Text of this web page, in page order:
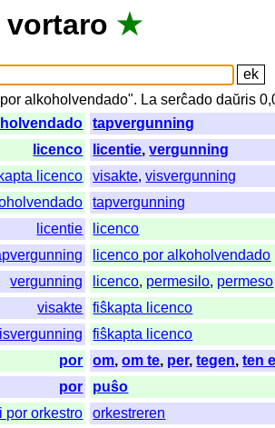
vortaro ★
alkoholvendado". La serĉado daŭris
tapvergunning
licenco
licentie,vergunning
licenco
visakte,visvergunning
tapvergunning
licentie
licenco
licenco por alkoholvendado
vergunning
licenco, permesilo, permeso
visakte
fiŝkapta licenco
fiŝkapta licenco
por
om,om te, per,tegen,ten
por
puŝo
por orkestro
orkestreren